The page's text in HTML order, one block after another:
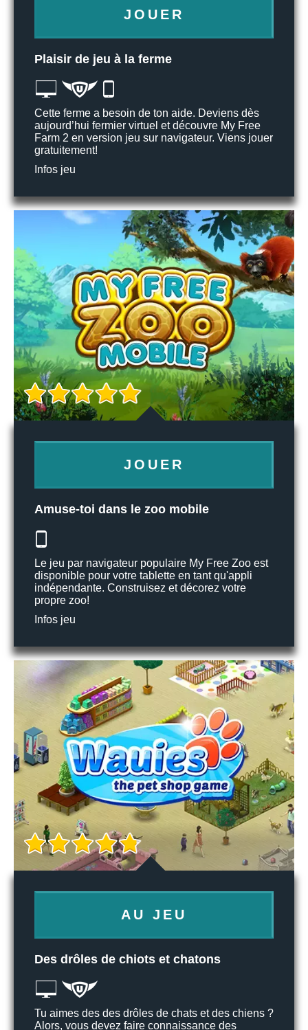
JOUER
Plaisir de jeu à la ferme
Cette ferme a besoin de ton aide. Deviens dès
aujourd’hui fermier virtuel et découvre My Free
Farm 2 en version jeu sur navigateur. Viens jouer
gratuitement!
Infos jeu
JOUER
Amuse-toi dans le zoo mobile
Le jeu par navigateur populaire My Free Zoo est
disponible pour votre tablette en tant qu'appli
indépendante. Construisez et décorez votre
propre zoo!
Infos jeu
AU JEU
Des drôles de chiots et chatons
Tu aimes des des drôles de chats et des chiens ?
Alors, vous devez faire connaissance des